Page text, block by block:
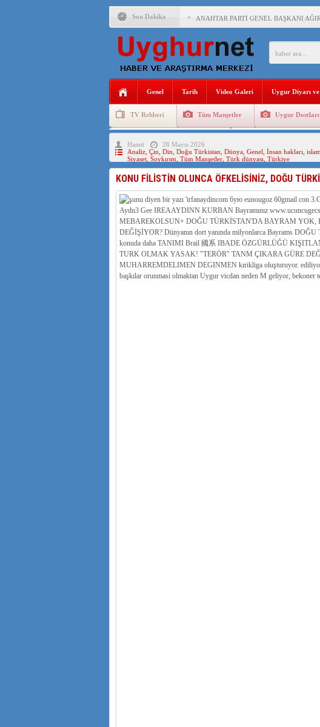
Son Dakika ANAHTAR PARTİ GENEL BAŞKANI
ÇİN’İN DOĞU TÜRKİSTAN’DAKİ
DİYANET AKADEMİSİ BAŞKANI
150 YILDIR KAYNAYAN YARAMIZ :
ÇİN’İN UYGUR POLİTİKALARINI
ÇİN’İN ANKARA BÜYÜKELÇİSİ
İŞGALCİ ÇİN’DEN “FETİHLER
İŞGALCİ ÇİN,DOĞU TÜRKİSTAN’DA
Genel Tarih Video Galeri Uygur Diyarı
TV Rehberi Tüm Manşetler Uygur Dostları
Uygurlarda Düğün ve Cenaze
Hamit
28 Mayıs 2026
Analiz, Çin Din Doğu Türkistan Dünya, Genel İnsan hakları
Siyaset, Soykırım Tüm Manşetler, Türk dünyası Türkiye
KONU FİLİSTİN OLUNCA ÖFKELİSİNİZ, DOĞU